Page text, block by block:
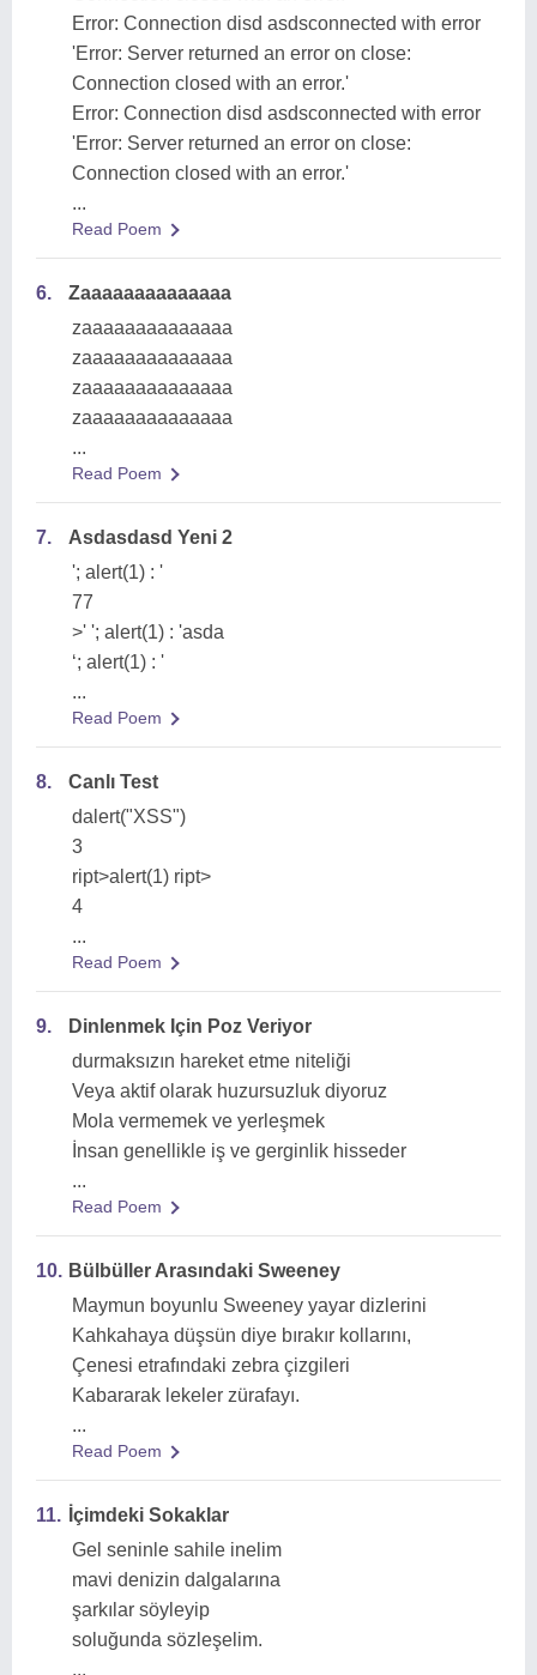
Error: Connection disd asdsconnected with error
'Error: Server returned an error on close:
Connection closed with an error.'
Error: Connection disd asdsconnected with error
'Error: Server returned an error on close:
Connection closed with an error.'
...
Read Poem
6.
Zaaaaaaaaaaaaaa
zaaaaaaaaaaaaaa
zaaaaaaaaaaaaaa
zaaaaaaaaaaaaaa
zaaaaaaaaaaaaaa
...
Read Poem
7.
Asdasdasd Yeni 2
'; alert(1) : '
77
>' '; alert(1) : 'asda
‘; alert(1) : '
...
Read Poem
8.
Canlı Test
dalert("XSS")
3
ript>alert(1) ript>
4
...
Read Poem
9.
Dinlenmek Için Poz Veriyor
durmaksızın hareket etme niteliği
Veya aktif olarak huzursuzluk diyoruz
Mola vermemek ve yerleşmek
İnsan genellikle iş ve gerginlik hisseder
...
Read Poem
10. Bülbüller Arasındaki Sweeney
Maymun boyunlu Sweeney yayar dizlerini
Kahkahaya düşsün diye bırakır kollarını,
Çenesi etrafındaki zebra çizgileri
Kabararak lekeler zürafayı.
...
Read Poem
11. İçimdeki Sokaklar
Gel seninle sahile inelim
mavi denizin dalgalarına
şarkılar söyleyip
soluğunda sözleşelim.
...